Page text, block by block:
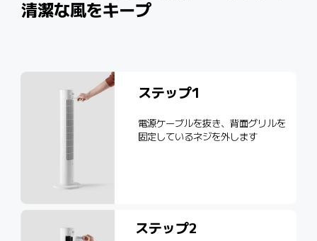
清潔な風をキープ
ステップ1
電源ケーブルを抜き、背面グリルを
固定しているネジを外します
ステップ2